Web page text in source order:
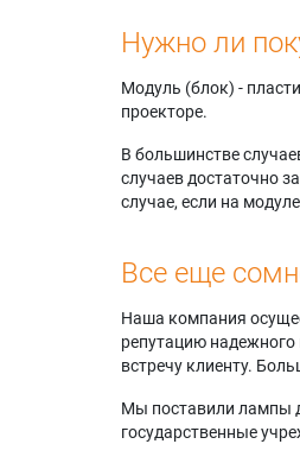
Нужно ли
Модуль (блок) -
проекторе.
В большинстве
случаев достаточно
случае, если на
Все еще
Наша компания
репутацию надежного
встречу клиенту.
Мы поставили лампы
государственные